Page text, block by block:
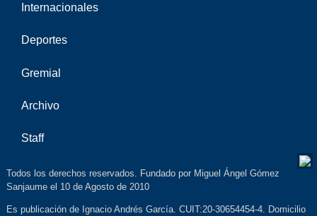
Internacionales
Deportes
Gremial
Archivo
Staff
Todos los derechos reservados. Fundado por Miguel Ángel Gómez
Sanjaume el 10 de Agosto de 2010
Es publicación de Ignacio Andrés García. CUIT:20-30654454-4. Domicilio